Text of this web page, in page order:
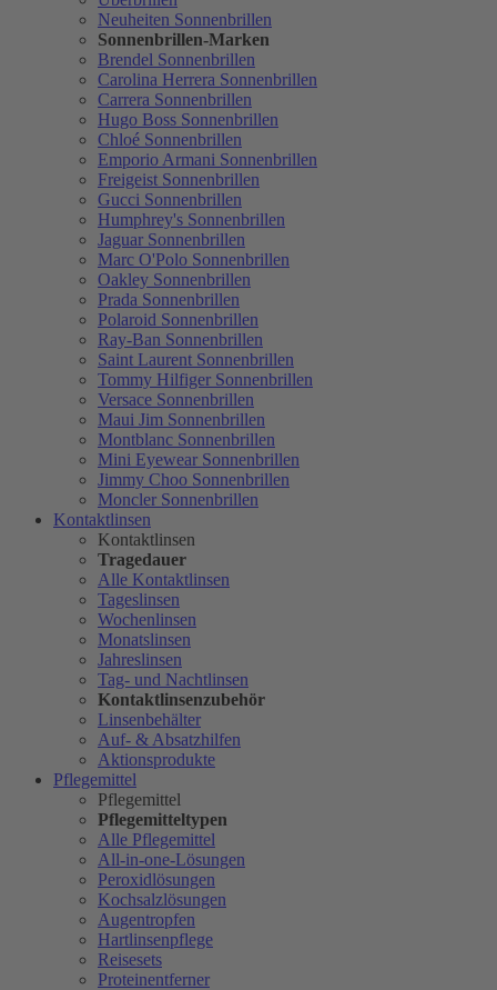
Neuheiten Sonnenbrillen
Sonnenbrillen-Marken
Brendel Sonnenbrillen
Carolina Herrera Sonnenbrillen
Carrera Sonnenbrillen
Hugo Boss Sonnenbrillen
Chloé Sonnenbrillen
Emporio Armani Sonnenbrillen
Freigeist Sonnenbrillen
Gucci Sonnenbrillen
Humphrey's Sonnenbrillen
Jaguar Sonnenbrillen
Marc O'Polo Sonnenbrillen
Oakley Sonnenbrillen
Prada Sonnenbrillen
Polaroid Sonnenbrillen
Ray-Ban Sonnenbrillen
Saint Laurent Sonnenbrillen
Tommy Hilfiger Sonnenbrillen
Versace Sonnenbrillen
Maui Jim Sonnenbrillen
Montblanc Sonnenbrillen
Mini Eyewear Sonnenbrillen
Jimmy Choo Sonnenbrillen
Moncler Sonnenbrillen
Kontaktlinsen
Kontaktlinsen
Tragedauer
Alle Kontaktlinsen
Tageslinsen
Wochenlinsen
Monatslinsen
Jahreslinsen
Tag- und Nachtlinsen
Kontaktlinsenzubehör
Linsenbehälter
Auf- & Absatzhilfen
Aktionsprodukte
Pflegemittel
Pflegemittel
Pflegemitteltypen
Alle Pflegemittel
All-in-one-Lösungen
Peroxidlösungen
Kochsalzlösungen
Augentropfen
Hartlinsenpflege
Reisesets
Proteinentferner